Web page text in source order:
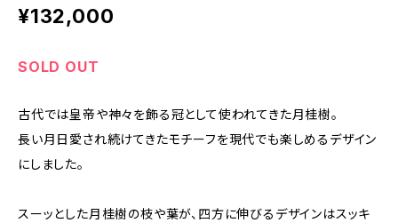
¥132,000
SOLD OUT
古代では皇帝や神々を飾る冠として使われてきた月桂樹。
長い月日愛され続けてきたモチーフを現代でも楽しめるデザイン
にしました。
スーッとした月桂樹の枝や葉が、四方に伸びるデザインはスッキ